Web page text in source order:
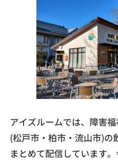
アイズルームでは、障害
(松戸市・柏市・流山市)の
まとめて配信しています